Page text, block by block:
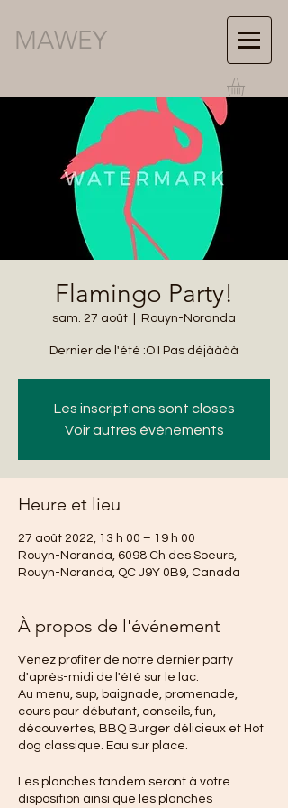
MAWEY
Flamingo Party!
sam. 27 août Rouyn-Noranda
Dernier de l'été :O ! Pas déjàààà
Les inscriptions sont closes
Voir autres événements
Heure et lieu
27 août 2022, 13 h 00 – 19 h 00
Rouyn-Noranda, 6098 Ch des Soeurs,
Rouyn-Noranda, QC J9Y 0B9, Canada
À propos de l'événement
Venez profiter de notre dernier party
d'après-midi de l'été sur le lac.
Au menu, sup, baignade, promenade,
cours pour débutant, conseils, fun,
découvertes, BBQ Burger délicieux et Hot
dog classique. Eau sur place.
Les planches tandem seront à votre
disposition ainsi que les planches